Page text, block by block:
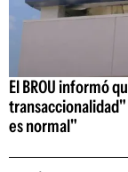
El BROU informó
es normal"